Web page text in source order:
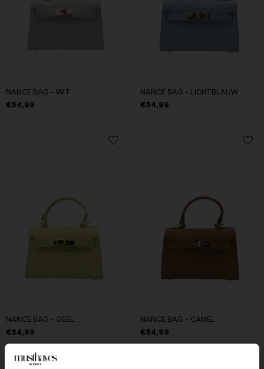
NANCE BAG - WIT
€54,99
NANCE BAG - LICHTBLAUW
€54,99
NANCE BAG - GEEL
€54,99
NANCE BAG - CAMEL
€54,99